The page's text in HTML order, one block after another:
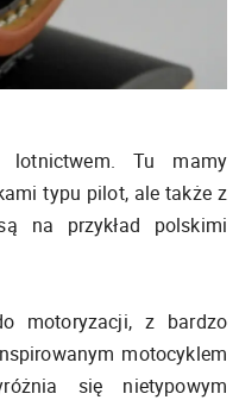
Tu mamy
typu pilot, ale także z
na przykład polskimi
motoryzacji, z bardzo
motocyklem
się nietypowym